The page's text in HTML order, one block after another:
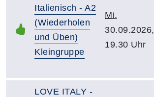
Italienisch - A2
(Wiederholen
und Üben)
Kleingruppe
Mi.
30.09.2026,
19.30 Uhr
LOVE ITALY -